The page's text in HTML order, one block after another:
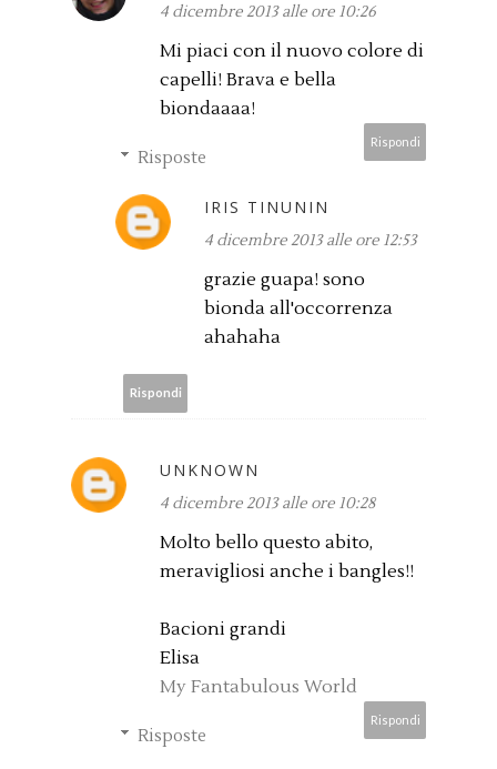
4 dicembre 2013 alle ore 10:26
Mi piaci con il nuovo colore di
capelli! Brava e bella
biondaaaa!
Rispondi
Risposte
IRIS TINUNIN
4 dicembre 2013 alle ore 12:53
grazie guapa! sono
bionda all'occorrenza
ahahaha
Rispondi
UNKNOWN
4 dicembre 2013 alle ore 10:28
Molto bello questo abito,
meravigliosi anche i bangles!!
Bacioni grandi
Elisa
My Fantabulous World
Rispondi
Risposte